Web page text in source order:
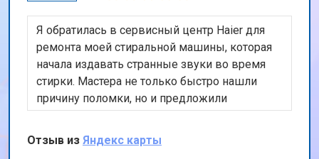
Я обратилась в сервисный центр Haier для
ремонта моей стиральной машины, которая
начала издавать странные звуки во время
стирки. Мастера не только быстро нашли
причину поломки, но и предложили
эффективное и недорогое решение. Очень
довольна обслуживанием и внимательным
отношением к моей проблеме. Теперь моя
Отзыв из Яндекс карты